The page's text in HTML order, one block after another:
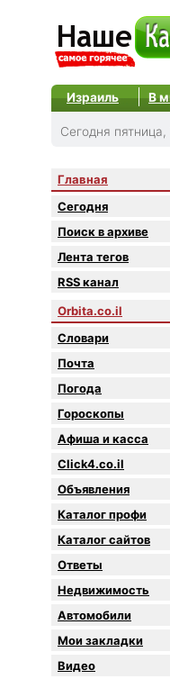
Израиль В
Сегодня пятница,
Главная
Сегодня
Поиск в архиве
Лента тегов
RSS канал
Orbita.co.il
Словари
Почта
Погода
Гороскопы
Афиша и касса
Click4.co.il
Объявления
Каталог профи
Каталог сайтов
Oтветы
Недвижимость
Автомобили
Мои закладки
Видео